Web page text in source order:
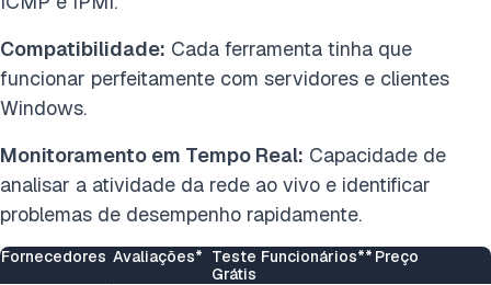
Compatibilidade: Cada ferramenta tinha que
funcionar perfeitamente com servidores e clientes
Windows.
Monitoramento em Tempo Real: Capacidade de
analisar a atividade da rede ao vivo e identificar
problemas de desempenho rapidamente.
Fornecedores Avaliações* Teste
Grátis
Funcionários** Preço